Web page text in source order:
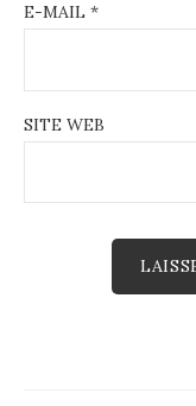
E-MAIL *
SITE WEB